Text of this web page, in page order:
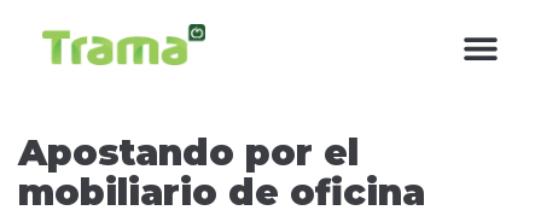
Apostando por el
mobiliario de oficina